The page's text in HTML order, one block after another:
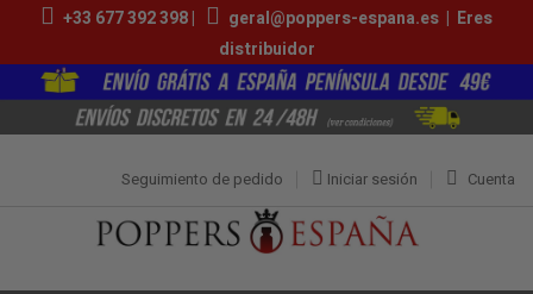
+33 677 392 398 | geral@poppers-espana.es | Eres
distribuidor
Cuenta
Iniciar sesión
Seguimiento de pedido